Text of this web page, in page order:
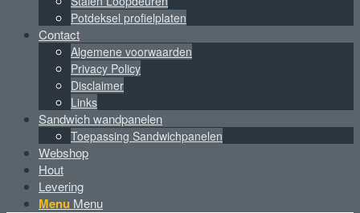
Potdeksel profielplaten
Contact
Algemene voorwaarden
Privacy Policy
Disclaimer
Links
Sandwich wandpanelen
Toepassing Sandwichpanelen
Webshop
Hout
Levering
Menu Menu